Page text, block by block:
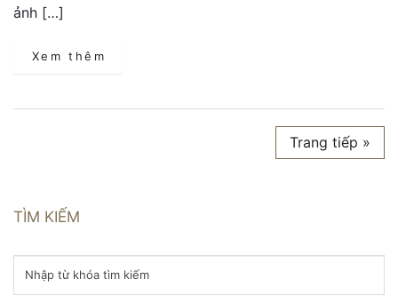
ảnh […]
Xem thêm
Trang tiếp »
TÌM KIẾM